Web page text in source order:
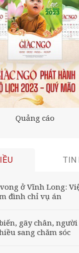
Quảng cáo
TIN
ở Vĩnh Long:
đình chỉ vụ án
gãy chân,
sang chăm sóc